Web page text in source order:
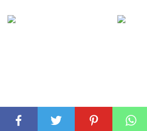
MATEMATIK 02 Dis 2024